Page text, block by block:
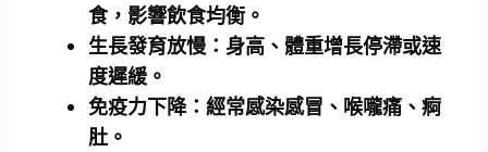
食，影響飲食均衡。
生長發育放慢：身高、體重增長停滯或速
度遲緩。
免疫力下降：經常感染感冒、喉嚨痛、痾
肚。